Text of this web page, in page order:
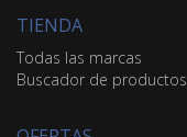
TIENDA
Todas las marcas
Buscador de productos